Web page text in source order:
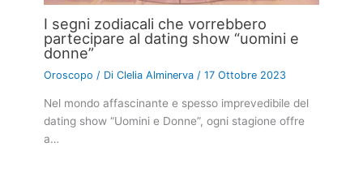
I segni zodiacali che vorrebbero
partecipare al dating show “uomini e
donne”
Oroscopo / DiClelia Alminerva /17 Ottobre 2023
Nel mondo affascinante e spesso imprevedibile del
dating show “Uomini e Donne”, ogni stagione offre
a…